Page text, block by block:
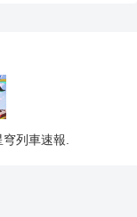
列車速報.